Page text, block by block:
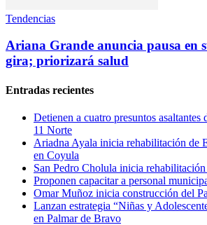
Tendencias
Ariana Grande anuncia pausa en
gira; priorizará salud
Entradas recientes
Detienen a cuatro presuntos asaltantes
11 Norte
Ariadna Ayala inicia rehabilitación de
en Coyula
San Pedro Cholula inicia
Proponen capacitar a personal
Omar Muñoz inicia construcción del
Lanzan estrategia “Niñas y
en Palmar de Bravo